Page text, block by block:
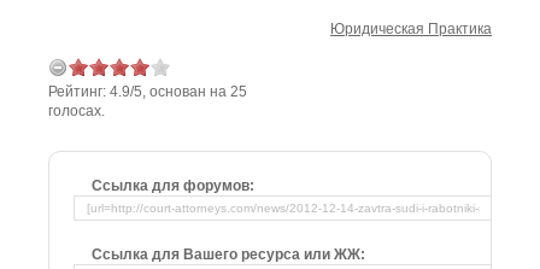
Юридическая Практика
Рейтинг: 4.9/5, основан на 25
голосах.
Ссылка для форумов:
Ссылка для Вашего ресурса или ЖЖ: